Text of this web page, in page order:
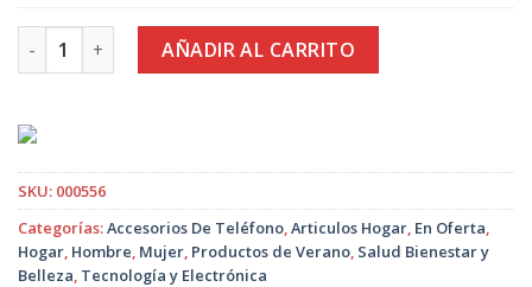
Ventilador de Cuello Recargable 3 Modelos cantidad
AÑADIR AL CARRITO
SKU: 000556
Categorías:Accesorios De Teléfono,Articulos Hogar, En Oferta,
Hogar, Hombre, Mujer, Productos de Verano, Salud Bienestar y
Belleza, Tecnología y Electrónica